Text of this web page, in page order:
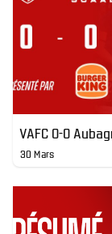
VAFC 0-0
30 Mars